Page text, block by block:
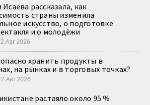
рассказала, как
страны изменила
искусство, о подготовке
и о молодёжи
2026
хранить продукты в
на рынках и в торговых точках?
2026
растаяло около 95 %